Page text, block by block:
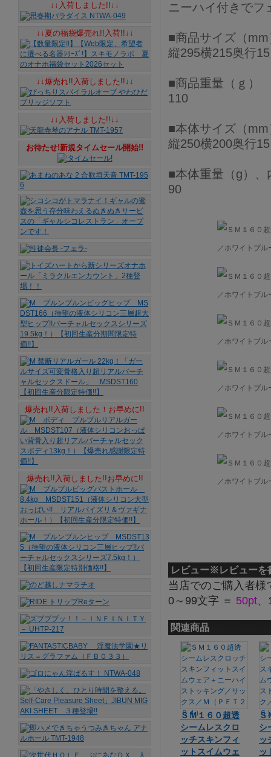
ニーハイ付きでフ
■商品サイズ（mm
縦295横215奥行15
■商品重量（ｇ）
110
■本体サイズ（mm
縦250横200奥行15
■本体重量（g）、
90
レビュー※レビューを
当店でのご購入者
0～99文字 ＝ 50pt
関連商品
ＳＭ１６０超透
シームレスクロ
ッチスキンフィ
ットスイムウェ
Ｓ
シ
ッ
ッ
↓↓入荷しました!!↓↓
↓↓夏の福袋爆売れ!!入荷!!↓↓
↓↓爆売れ!!入荷しました!!↓↓
↓↓入荷しました!!↓↓
お待たせ!新規タイムセール開始!!
爆売れ!!入荷しました！お早めに!!
爆売れ!!入荷しました!!お早めに!!